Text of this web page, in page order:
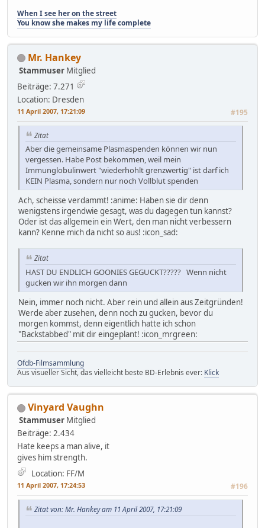
When I see her on the street
You know she makes my life complete
Mr. Hankey
Stammuser Mitglied
Beiträge: 7.271
Location: Dresden
11 April 2007, 17:21:09 #195
Zitat
Aber die gemeinsame Plasmaspenden können wir nun
vergessen. Habe Post bekommen, weil mein
Immunglobulinwert "wiederhohlt grenzwertig" ist darf ich
KEIN Plasma, sondern nur noch Vollblut spenden
Ach, scheisse verdammt! :anime: Haben sie dir denn
wenigstens irgendwie gesagt, was du dagegen tun kannst?
Oder ist das allgemein ein Wert, den man nicht verbessern
kann? Kenne mich da nicht so aus! :icon_sad:
Zitat
HAST DU ENDLICH GOONIES GEGUCKT????? Wenn nicht
gucken wir ihn morgen dann
Nein, immer noch nicht. Aber rein und allein aus Zeitgründen!
Werde aber zusehen, denn noch zu gucken, bevor du
morgen kommst, denn eigentlich hatte ich schon
"Backstabbed" mit dir eingeplant! :icon_mrgreen:
Ofdb-Filmsammlung
Aus visueller Sicht, das vielleicht beste BD-Erlebnis ever: Klick
Vinyard Vaughn
Stammuser Mitglied
Beiträge: 2.434
Hate keeps a man alive, it
gives him strength.
Location: FF/M
11 April 2007, 17:24:53 #196
Zitat von: Mr. Hankey am 11 April 2007, 17:21:09